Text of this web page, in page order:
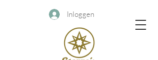
Inloggen